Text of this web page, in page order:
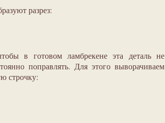
разрез:
в готовом ламбрекене эта деталь не
поправлять. Для этого выворачиваем
строчку: